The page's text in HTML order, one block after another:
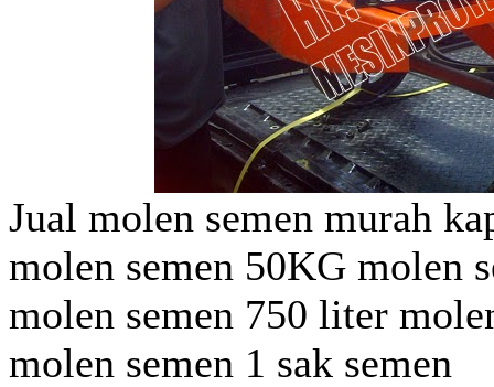
Jual molen semen murah
molen semen 50KG molen
molen semen 750 liter
molen semen 1 sak semen